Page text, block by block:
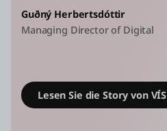
Guðný Herbertsdóttir
Managing Director of Digital
Lesen Sie die Story von VÍS